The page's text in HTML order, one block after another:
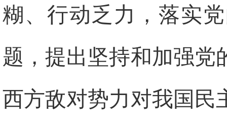
糊、行动乏力，落实
题，提出坚持和加强党
西方敌对势力对我国民